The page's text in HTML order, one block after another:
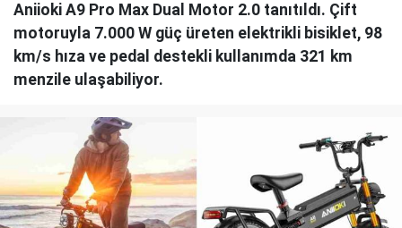
Aniioki A9 Pro Max Dual Motor 2.0 tanıtıldı. Çift
motoruyla 7.000 W güç üreten elektrikli bisiklet, 98
km/s hıza ve pedal destekli kullanımda 321 km
menzile ulaşabiliyor.